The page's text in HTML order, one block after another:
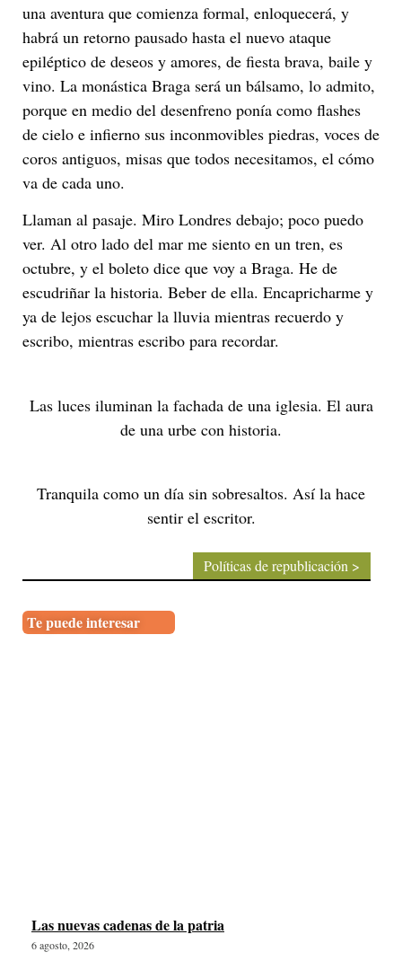
una aventura que comienza formal, enloquecerá, y
habrá un retorno pausado hasta el nuevo ataque
epiléptico de deseos y amores, de fiesta brava, baile y
vino. La monástica Braga será un bálsamo, lo admito,
porque en medio del desenfreno ponía como flashes
de cielo e infierno sus inconmovibles piedras, voces de
coros antiguos, misas que todos necesitamos, el cómo
va de cada uno.
Llaman al pasaje. Miro Londres debajo; poco puedo
ver. Al otro lado del mar me siento en un tren, es
octubre, y el boleto dice que voy a Braga. He de
escudriñar la historia. Beber de ella. Encapricharme y
ya de lejos escuchar la lluvia mientras recuerdo y
escribo, mientras escribo para recordar.
Las luces iluminan la fachada de una iglesia. El aura
de una urbe con historia.
Tranquila como un día sin sobresaltos. Así la hace
sentir el escritor.
Políticas de republicación >
Te puede interesar
Las nuevas cadenas de la patria
6 agosto, 2026